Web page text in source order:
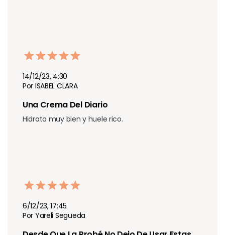
14/12/23, 4:30
Por ISABEL CLARA
Una Crema Del Diario
Hidrata muy bien y huele rico.
6/12/23, 17:45
Por Yareli Segueda